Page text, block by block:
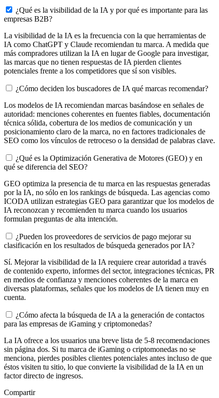
¿Qué es la visibilidad de la IA y por qué es importante para las
empresas B2B?
La visibilidad de la IA es la frecuencia con la que herramientas de
IA como ChatGPT y Claude recomiendan tu marca. A medida que
más compradores utilizan la IA en lugar de Google para investigar,
las marcas que no tienen respuestas de IA pierden clientes
potenciales frente a los competidores que sí son visibles.
¿Cómo deciden los buscadores de IA qué marcas recomendar?
Los modelos de IA recomiendan marcas basándose en señales de
autoridad: menciones coherentes en fuentes fiables, documentación
técnica sólida, cobertura de los medios de comunicación y un
posicionamiento claro de la marca, no en factores tradicionales de
SEO como los vínculos de retroceso o la densidad de palabras clave.
¿Qué es la Optimización Generativa de Motores (GEO) y en
qué se diferencia del SEO?
GEO optimiza la presencia de tu marca en las respuestas generadas
por la IA, no sólo en los rankings de búsqueda. Las agencias como
ICODA utilizan estrategias GEO para garantizar que los modelos de
IA reconozcan y recomienden tu marca cuando los usuarios
formulan preguntas de alta intención.
¿Pueden los proveedores de servicios de pago mejorar su
clasificación en los resultados de búsqueda generados por IA?
Sí. Mejorar la visibilidad de la IA requiere crear autoridad a través
de contenido experto, informes del sector, integraciones técnicas, PR
en medios de confianza y menciones coherentes de la marca en
diversas plataformas, señales que los modelos de IA tienen muy en
cuenta.
¿Cómo afecta la búsqueda de IA a la generación de contactos
para las empresas de iGaming y criptomonedas?
La IA ofrece a los usuarios una breve lista de 5-8 recomendaciones
sin página dos. Si tu marca de iGaming o criptomonedas no se
menciona, pierdes posibles clientes potenciales antes incluso de que
éstos visiten tu sitio, lo que convierte la visibilidad de la IA en un
factor directo de ingresos.
Compartir